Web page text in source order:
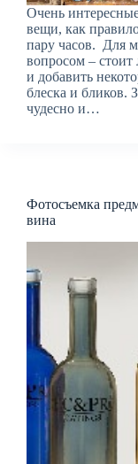
Очень
вещи, как
пару часов. Для
вопросом – стоит
и добавить
блеска и бликов.
чудесно и…
Фотосъемка
вина